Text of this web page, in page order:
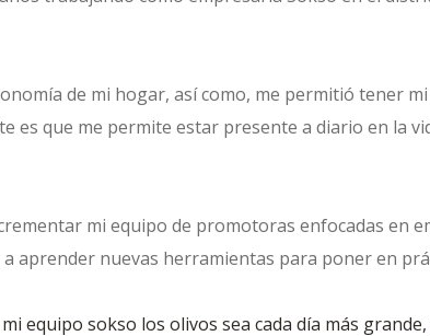
de mi hogar, así como, me permitió tener
es que me permite estar presente a diario en la
mi equipo de promotoras enfocadas en
aprender nuevas herramientas para poner en
equipo sokso los olivos sea cada día más